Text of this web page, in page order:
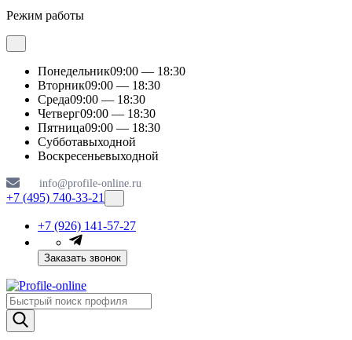
Режим работы
Понедельник09:00 — 18:30
Вторник09:00 — 18:30
Среда09:00 — 18:30
Четверг09:00 — 18:30
Пятница09:00 — 18:30
Субботавыходной
Воскресеньевыходной
info@profile-online.ru
+7 (495) 740-33-21
+7 (926) 141-57-27
Заказать звонок